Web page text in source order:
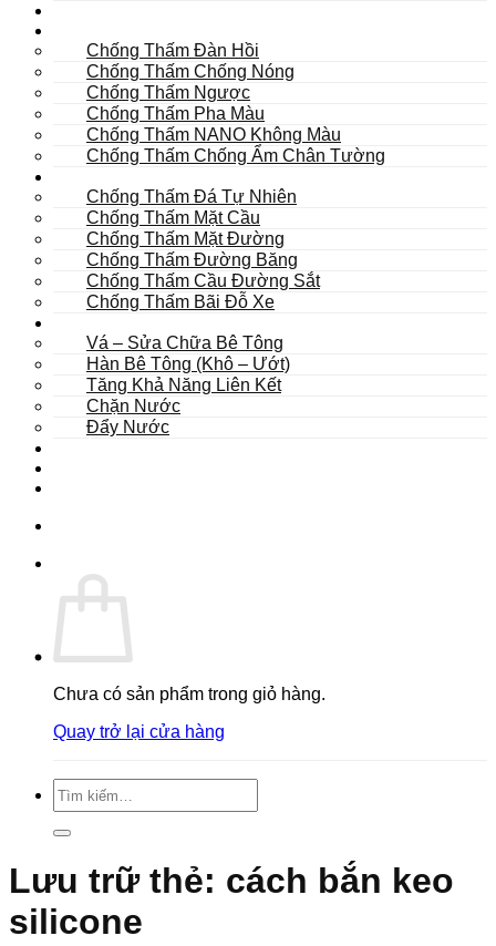
Chống Thấm Đàn Hồi
Chống Thấm Chống Nóng
Chống Thấm Ngược
Chống Thấm Pha Màu
Chống Thấm NANO Không Màu
Chống Thấm Chống Ẩm Chân Tường
Chống Thấm Đá Tự Nhiên
Chống Thấm Mặt Cầu
Chống Thấm Mặt Đường
Chống Thấm Đường Băng
Chống Thấm Cầu Đường Sắt
Chống Thấm Bãi Đỗ Xe
Vá – Sửa Chữa Bê Tông
Hàn Bê Tông (Khô – Ướt)
Tăng Khả Năng Liên Kết
Chặn Nước
Đẩy Nước
Chưa có sản phẩm trong giỏ hàng.
Quay trở lại cửa hàng
Tìm
kiếm:
Lưu trữ thẻ: cách bắn keo
silicone